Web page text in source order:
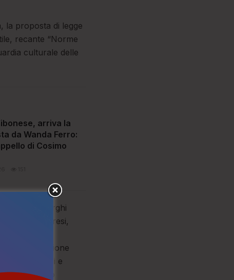
la proposta di legge
recante “Norme
culturale delle
arriva la
da Wanda Ferro:
di Cosimo
storia dei borghi
calabresi,
promozione
culturali e